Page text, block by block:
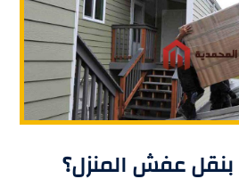
عفش المنزل؟